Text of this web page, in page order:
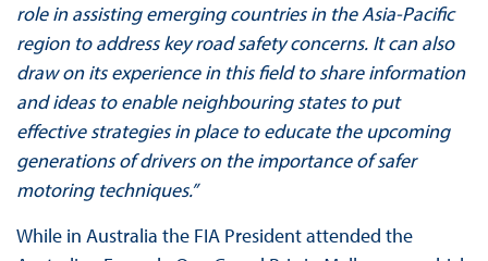
role in assisting emerging countries in the Asia-Pacific
region to address key road safety concerns. It can also
draw on its experience in this field to share information
and ideas to enable neighbouring states to put
effective strategies in place to educate the upcoming
generations of drivers on the importance of safer
motoring techniques.”
While in Australia the FIA President attended the